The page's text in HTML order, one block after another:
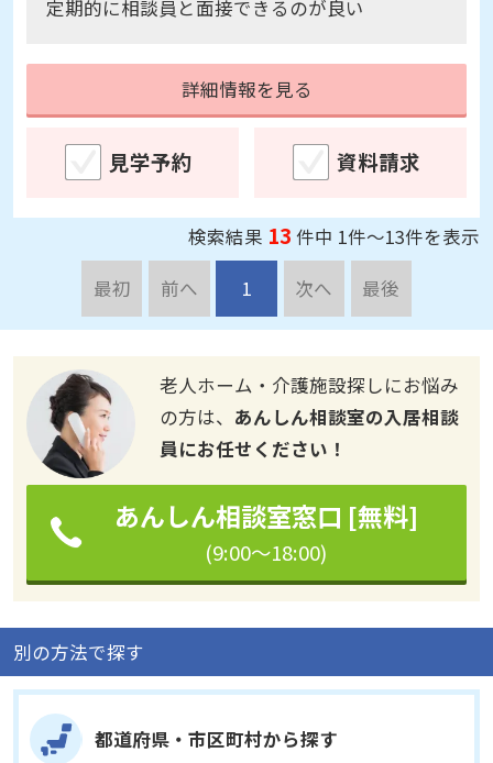
見学予約
検索結果 13件中 1件～13件を表示
前へ 1 次へ 最後
老人ホーム・介護施設探しにお悩み
員にお任せください！
あんしん相談室窓口 [無料]
都道府県・市区町村から探す